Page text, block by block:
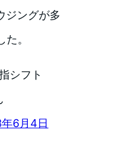
ジングが多
。
シフト
6月4日